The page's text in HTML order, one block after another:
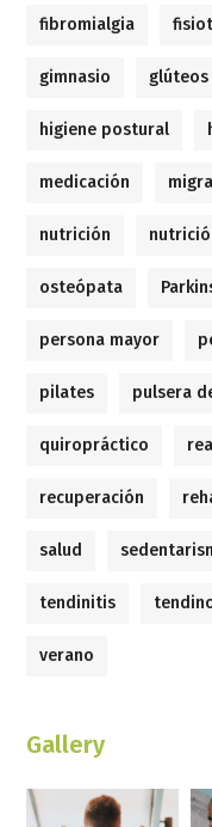
fibromialgia
gimnasio glúteos
higiene postural
medicación
nutrición
osteópata
persona mayor
pilates pulsera
quiropráctico
recuperación
salud
tendinitis
verano
Gallery